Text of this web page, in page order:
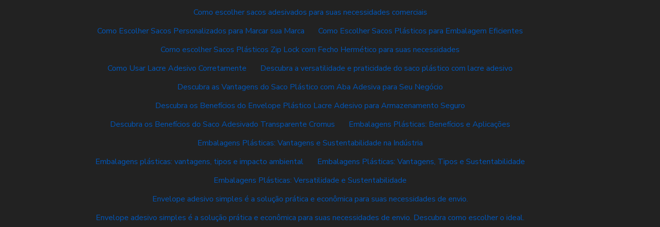
Como escolher sacos adesivados para suas necessidades comerciais
Como Escolher Sacos Personalizados para Marcar sua Marca
Como Escolher Sacos Plásticos para Embalagem Eficientes
Como escolher Sacos Plásticos Zip Lock com Fecho Hermético para suas necessidades
Como Usar Lacre Adesivo Corretamente
Descubra a versatilidade e praticidade do saco plástico com lacre adesivo
Descubra as Vantagens do Saco Plástico com Aba Adesiva para Seu Negócio
Descubra os Benefícios do Envelope Plástico Lacre Adesivo para Armazenamento Seguro
Descubra os Benefícios do Saco Adesivado Transparente Cromus
Embalagens Plásticas: Benefícios e Aplicações
Embalagens Plásticas: Vantagens e Sustentabilidade na Indústria
Embalagens plásticas: vantagens, tipos e impacto ambiental
Embalagens Plásticas: Vantagens, Tipos e Sustentabilidade
Embalagens Plásticas: Versatilidade e Sustentabilidade
Envelope adesivo simples é a solução prática e econômica para suas necessidades de envio.
Envelope adesivo simples é a solução prática e econômica para suas necessidades de envio. Descubra como escolher o ideal.